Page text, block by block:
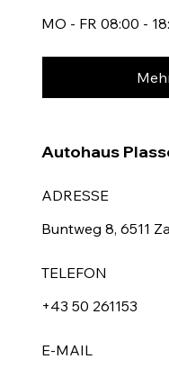
MO - FR 08:00 -
Autohaus
ADRESSE
Buntweg 8, 6511
TELEFON
+43 50 261153
E-MAIL